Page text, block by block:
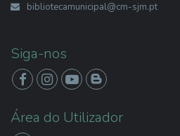
bibliotecamunicipal@cm-sjm.pt
Siga-nos
Área do Utilizador